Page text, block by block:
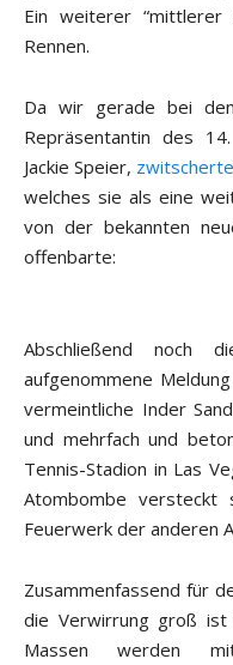
Ein weiterer
Rennen.
Da wir gerade bei den
Repräsentantin des
Jackie Speier,
welches sie als eine
von der bekannten
offenbarte:
Abschließend noch
aufgenommene
vermeintliche Inder
und mehrfach und
Tennis-Stadion in Las
Atombombe
Feuerwerk der anderen
Zusammenfassend für
die Verwirrung groß ist
Massen werden